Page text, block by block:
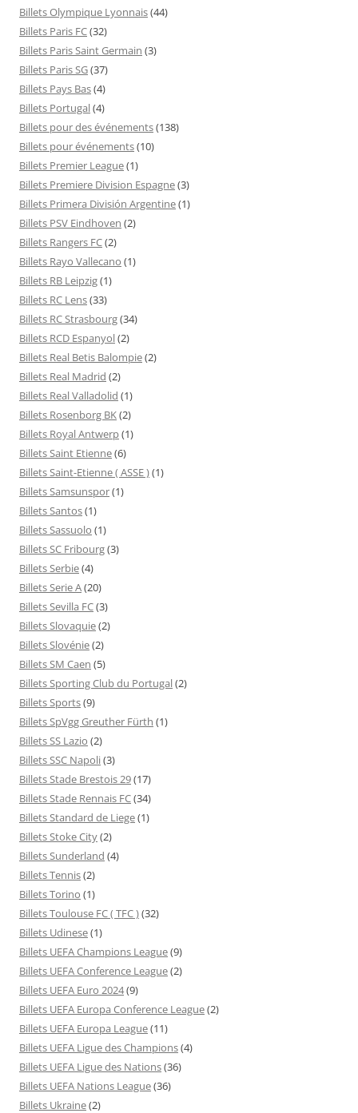
Billets Olympique Lyonnais(44)
Billets Paris FC(32)
Billets Paris Saint Germain (3)
Billets Paris SG(37)
Billets Pays Bas(4)
Billets Portugal(4)
Billets pour des événements(138)
Billets pour événements(10)
Billets Premier League(1)
Billets Premiere Division Espagne(3)
Billets Primera División Argentine(1)
Billets PSV Eindhoven (2)
Billets Rangers FC(2)
Billets Rayo Vallecano (1)
Billets RB Leipzig(1)
Billets RC Lens(33)
Billets RC Strasbourg(34)
Billets RCD Espanyol(2)
Billets Real Betis Balompie(2)
Billets Real Madrid (2)
Billets Real Valladolid (1)
Billets Rosenborg BK(2)
Billets Royal Antwerp(1)
Billets Saint Etienne(6)
Billets Saint-Etienne ( ASSE )(1)
Billets Samsunspor(1)
Billets Santos(1)
Billets Sassuolo (1)
Billets SC Fribourg(3)
Billets Serbie(4)
Billets Serie A(20)
Billets Sevilla FC(3)
Billets Slovaquie(2)
Billets Slovénie(2)
Billets SM Caen (5)
Billets Sporting Club du Portugal(2)
Billets Sports(9)
Billets SpVgg Greuther Fürth (1)
Billets SS Lazio (2)
Billets SSC Napoli(3)
Billets Stade Brestois 29(17)
Billets Stade Rennais FC(34)
Billets Standard de Liege(1)
Billets Stoke City(2)
Billets Sunderland (4)
Billets Tennis(2)
Billets Torino (1)
Billets Toulouse FC ( TFC )(32)
Billets Udinese(1)
Billets UEFA Champions League(9)
Billets UEFA Conference League(2)
Billets UEFA Euro 2024(9)
Billets UEFA Europa Conference League(2)
Billets UEFA Europa League(11)
Billets UEFA Ligue des Champions(4)
Billets UEFA Ligue des Nations(36)
Billets UEFA Nations League(36)
Billets Ukraine(2)